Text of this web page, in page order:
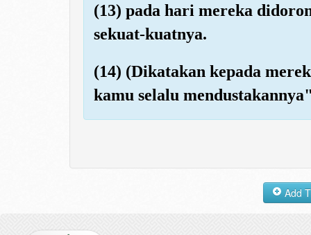
(13) pada hari mereka
sekuat-kuatnya.
(14) (Dikatakan kepada
kamu selalu